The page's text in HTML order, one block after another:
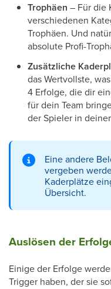
Trophäen – Für die
verschiedenen
Trophäen. Und
absolute Profi-
Zusätzliche
das Wertvollste,
4 Erfolge, die dir
für dein Team
der Spieler in
Eine andere
vergeben
Kaderplätze
Übersicht.
Auslösen der
Einige der Erfolge
Trigger haben, der sie